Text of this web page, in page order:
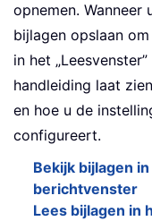
opnemen.
bijlagen opslaan
in het
handleiding laat
en hoe u de
configureert.
Bekijk bijlagen
berichtvenster
Lees bijlagen in